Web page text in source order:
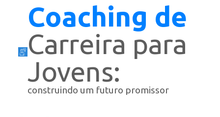
Coaching de
Carreira para
Jovens:
construindo um futuro promissor